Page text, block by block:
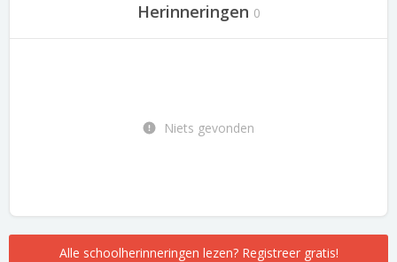
Herinneringen 0
Niets gevonden
Alle schoolherinneringen lezen? Registreer gratis!